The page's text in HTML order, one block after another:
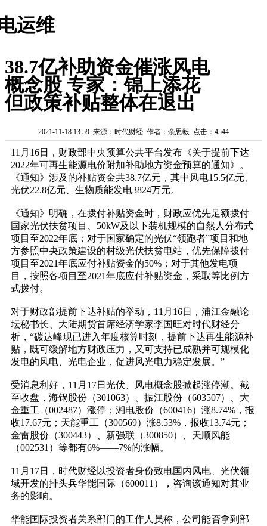
运维
38.7亿补助资金催涨风电
概念股 专家：锦上添花
但政策补贴整体在退出
2021-11-18 13:59 来源：时代财经 作者：余思毅 点击：4544
11月16日，财政部中央预算公共平台发布《关于提前下达
2022年可再生能源电价附加补助地方资金预算的通知》。
《通知》涉及的补贴资金共38.7亿元，其中风电15.5亿元、
光伏22.8亿元、生物质能发电3824万元。
《通知》明确，在拨付补贴资金时，财政应优先足额拨付
国家光伏扶贫项目、50kW及以下装机规模的自然人分布式
项目至2022年底；对于国家确定的光伏“领跑者”项目和地
方参照中央政策建设的村级光伏扶贫电站，优先保障拨付
项目至2021年底应付补贴资金的50%；对于其他发电项
目，按照各项目至2021年底应付补贴资金，采取等比例方
式拨付。
对于财政部提前下达补贴的举动，11月16日，浦江金融论
坛秘书长、大陆期货首席经济学家李国旺对时代财经分
析，“碳达峰现已进入年度核算时刻，提前下达再生能源补
贴，既可缓解地方财政压力，又可支持已成熟并可规模化
发电的风电、光电企业，促进风光电力稳定发展。”
受消息利好，11月17日光伏、风电概念股掀起涨停潮。截
至收盘，海锅股份（301063）、振江股份（603507）、大
金重工（002487）涨停；湘电股份（600416）涨8.74%，报
收17.67元；天能重工（300569）涨8.53%，报收13.74元；
金雷股份（300443）、新强联（300850）、天顺风能
（002531）等都有6%——7%的涨幅。
11月17日，时代财经以投资者身份致电国内风电、光伏领
域开发的排头兵华能国际（600011），咨询该通知对其业
务的影响。
华能国际投资者关系部门的工作人员称，公司能否拿到部